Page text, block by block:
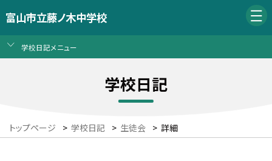
富山市立藤ノ木中学校
学校日記メニュー
学校日記
トップページ > 学校日記 > 生徒会 > 詳細